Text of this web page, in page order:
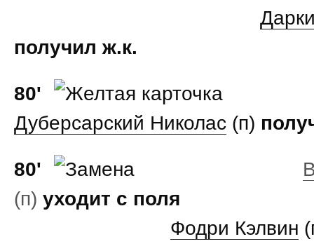
получил ж.к.
80'
Дуберсарский Николас (п)
80'
(п) уходит с поля
Фодри Кэлвин